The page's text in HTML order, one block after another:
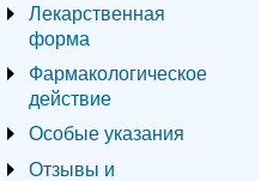
Лекарственная
форма
Фармакологическое
действие
Особые указания
Отзывы и